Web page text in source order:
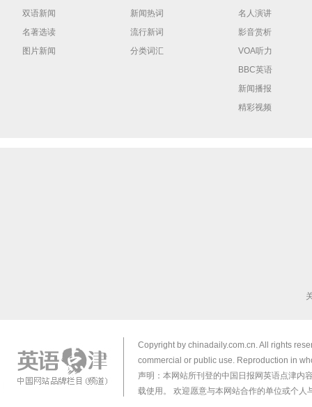
双语新闻
名著选读
图片新闻
新闻热词
流行新词
分类词汇
名人演讲
影音赏析
VOA听力
BBC英语
新闻播报
精彩视频
Copyright by chinadaily.com.cn. All rights
commercial or public use. Reproduction in
声明：本网站所刊登的中国日报网英语点津内
载使用。 欢迎愿意与本网站合作的单位或个人